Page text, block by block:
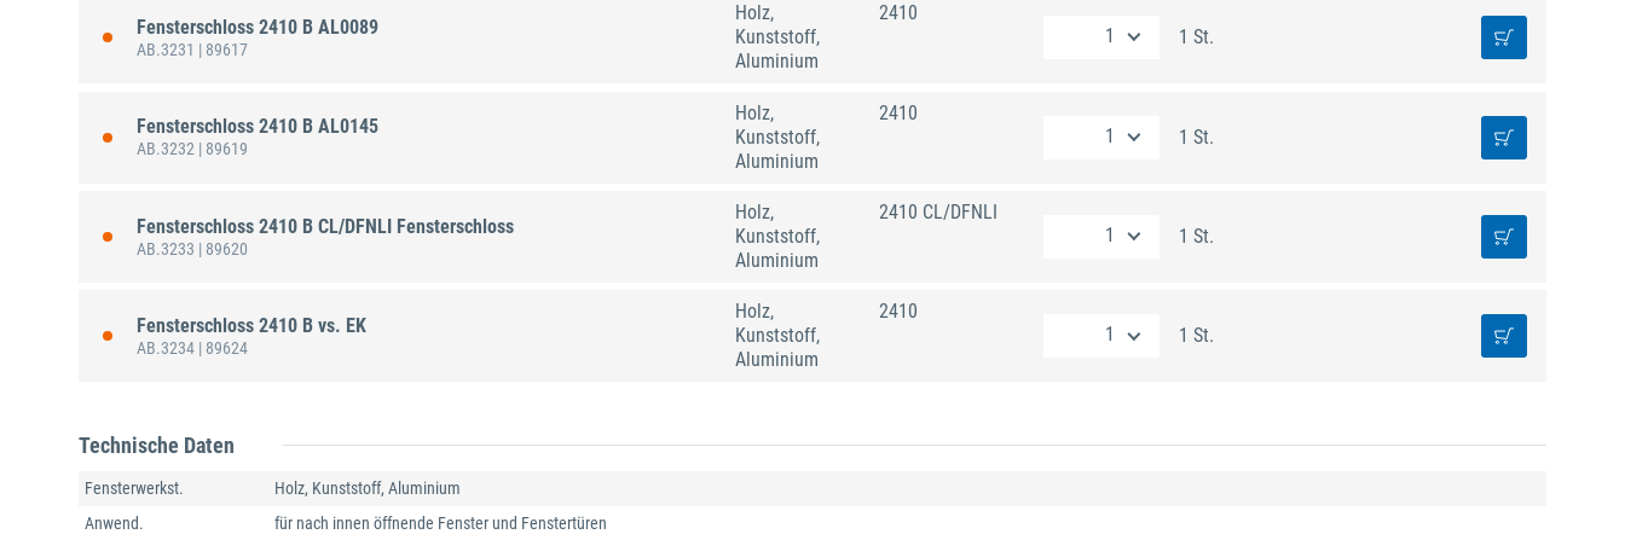
Fensterschloss 2410 B AL0089
AB.3231 | 89617
Holz,
Kunststoff,
Aluminium
2410
1 St.
Fensterschloss 2410 B AL0145
AB.3232 | 89619
Holz,
Kunststoff,
Aluminium
2410
1 St.
Fensterschloss 2410 B CL/DFNLI Fensterschloss
AB.3233 | 89620
Holz,
Kunststoff,
Aluminium
2410 CL/DFNLI
1 St.
Fensterschloss 2410 B vs. EK
AB.3234 | 89624
Holz,
Kunststoff,
Aluminium
2410
1 St.
Technische Daten
Fensterwerkst.
Holz, Kunststoff, Aluminium
Anwend.
für nach innen öffnende Fenster und Fenstertüren